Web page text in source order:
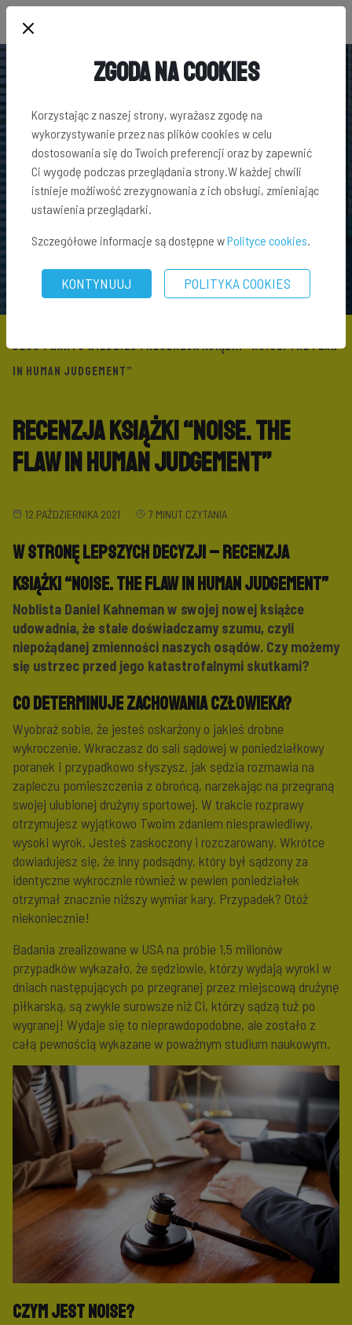
BLOG\WARTO WIEDZIEĆ\ RECENZJA KSIĄŻKI “NOISE. THE FLAW
IN HUMAN JUDGEMENT”
Recenzja książki “Noise. The
Flaw in Human Judgement”
12 PAŹDZIERNIKA 2021 7 MINUT CZYTANIA
W stronę lepszych decyzji – recenzja
książki “Noise. The Flaw in Human Judgement”
Noblista Daniel Kahneman w swojej nowej książce
udowadnia, że stale doświadczamy szumu, czyli
niepożądanej zmienności naszych osądów. Czy możemy
się ustrzec przed jego katastrofalnymi skutkami?
Co determinuje zachowania człowieka?
Wyobraź sobie, że jesteś oskarżony o jakieś drobne
wykroczenie. Wkraczasz do sali sądowej w poniedziałkowy
poranek i przypadkowo słyszysz, jak sędzia rozmawia na
zapleczu pomieszczenia z obrońcą, narzekając na przegraną
swojej ulubionej drużyny sportowej. W trakcie rozprawy
otrzymujesz wyjątkowo Twoim zdaniem niesprawiedliwy,
wysoki wyrok. Jesteś zaskoczony i rozczarowany. Wkrótce
dowiadujesz się, że inny podsądny, który był sądzony za
identyczne wykrocznie również w pewien poniedziałek
otrzymał znacznie niższy wymiar kary. Przypadek? Otóż
niekoniecznie!
Badania zrealizowane w USA na próbie 1,5 milionów
przypadków wykazało, że sędziowie, którzy wydają wyroki w
dniach następujących po przegranej przez miejscową drużynę
piłkarską, są zwykle surowsze niż Ci, którzy sądzą tuż po
wygranej! Wydaje się to nieprawdopodobne, ale zostało z
całą pewnością wykazane w poważnym studium naukowym.
Czym jest Noise?
Zgoda na Cookies
Korzystając z naszej strony, wyrażasz zgodę na
wykorzystywanie przez nas plików cookies w celu
dostosowania się do Twoich preferencji oraz by zapewnić
Ci wygodę podczas przeglądania strony.W każdej chwili
istnieje możliwość zrezygnowania z ich obsługi, zmieniając
ustawienia przeglądarki.
Szczegółowe informacje są dostępne wPolityce cookies.
KONTYNUUJ POLITYKA COOKIES